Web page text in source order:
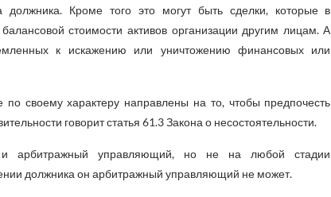
Кроме того это могут быть сделки, которые в
стоимости активов организации другим лицам. А
к искажению или уничтожению финансовых или
своему характеру направлены на то, чтобы предпочесть
говорит статья 61.3 Закона о несостоятельности.
и арбитражный управляющий, но не на любой стадии
должника он арбитражный управляющий не может.